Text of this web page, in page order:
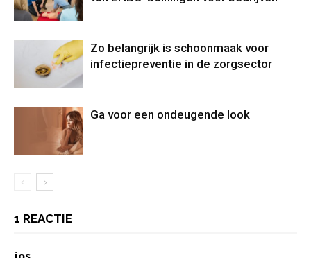
Zo belangrijk is schoonmaak voor
infectiepreventie in de zorgsector
Ga voor een ondeugende look
1 REACTIE